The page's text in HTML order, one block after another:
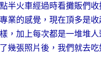
半火車經過時看攤販們
業的感覺，現在頂多是
，加上每次都是一堆堆
幾張照片後，我們就去吃